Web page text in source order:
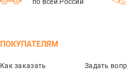
ПОКУПАТЕЛЯМ
Как заказать Задать